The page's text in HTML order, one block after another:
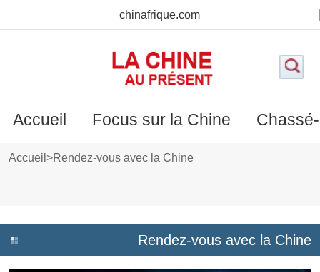
chinafrique.com
Accueil Focus sur la Chine
Accueil >Rendez-vous avec la Chine
Rendez-vous avec la Chine